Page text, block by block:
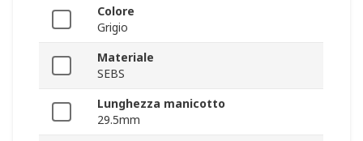
Colore
Grigio
Materiale
SEBS
Lunghezza manicotto
29.5mm